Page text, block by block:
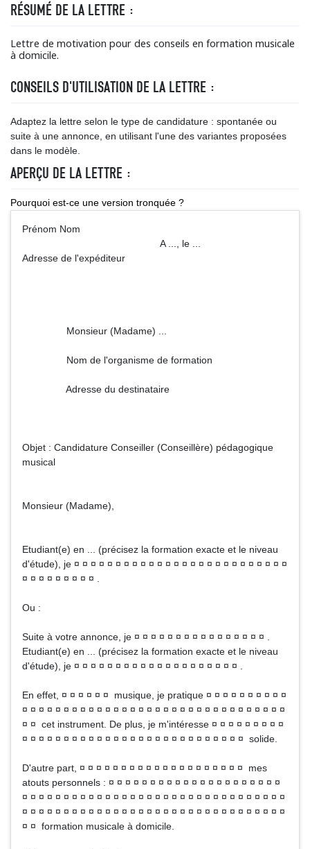
RÉSUMÉ DE LA LETTRE :
Lettre de motivation pour des conseils en formation musicale
à domicile.
CONSEILS D'UTILISATION DE LA LETTRE :
Adaptez la lettre selon le type de candidature : spontanée ou
suite à une annonce, en utilisant l'une des variantes proposées
dans le modèle.
APERÇU DE LA LETTRE :
Pourquoi est-ce une version tronquée ?
Prénom Nom
A ..., le ...
Adresse de l'expéditeur
Monsieur (Madame) ...
Nom de l'organisme de formation
Adresse du destinataire
Objet : Candidature Conseiller (Conseillère) pédagogique
musical
Monsieur (Madame),
Etudiant(e) en ... (précisez la formation exacte et le niveau
d'étude), je ¤ ¤ ¤ ¤ ¤ ¤ ¤ ¤ ¤ ¤ ¤ ¤ ¤ ¤ ¤ ¤ ¤ ¤ ¤ ¤ ¤ ¤ ¤ ¤ ¤ ¤
¤ ¤ ¤ ¤ ¤ ¤ ¤ ¤ ¤ .
Ou :
Suite à votre annonce, je ¤ ¤ ¤ ¤ ¤ ¤ ¤ ¤ ¤ ¤ ¤ ¤ ¤ ¤ ¤ ¤ .
Etudiant(e) en ... (précisez la formation exacte et le niveau
d'étude), je ¤ ¤ ¤ ¤ ¤ ¤ ¤ ¤ ¤ ¤ ¤ ¤ ¤ ¤ ¤ ¤ ¤ ¤ ¤ ¤ .
En effet, ¤ ¤ ¤ ¤ ¤ ¤ musique, je pratique ¤ ¤ ¤ ¤ ¤ ¤ ¤ ¤ ¤ ¤
¤ ¤ ¤ ¤ ¤ ¤ ¤ ¤ ¤ ¤ ¤ ¤ ¤ ¤ ¤ ¤ ¤ ¤ ¤ ¤ ¤ ¤ ¤ ¤ ¤ ¤ ¤ ¤ ¤ ¤ ¤ ¤
¤ ¤ cet instrument. De plus, je m'intéresse ¤ ¤ ¤ ¤ ¤ ¤ ¤ ¤ ¤
¤ ¤ ¤ ¤ ¤ ¤ ¤ ¤ ¤ ¤ ¤ ¤ ¤ ¤ ¤ ¤ ¤ ¤ ¤ ¤ ¤ ¤ ¤ ¤ ¤ ¤ ¤ solide.
D'autre part, ¤ ¤ ¤ ¤ ¤ ¤ ¤ ¤ ¤ ¤ ¤ ¤ ¤ ¤ ¤ ¤ ¤ ¤ ¤ ¤ mes
atouts personnels : ¤ ¤ ¤ ¤ ¤ ¤ ¤ ¤ ¤ ¤ ¤ ¤ ¤ ¤ ¤ ¤ ¤ ¤ ¤ ¤ ¤
¤ ¤ ¤ ¤ ¤ ¤ ¤ ¤ ¤ ¤ ¤ ¤ ¤ ¤ ¤ ¤ ¤ ¤ ¤ ¤ ¤ ¤ ¤ ¤ ¤ ¤ ¤ ¤ ¤ ¤ ¤ ¤
¤ ¤ ¤ ¤ ¤ ¤ ¤ ¤ ¤ ¤ ¤ ¤ ¤ ¤ ¤ ¤ ¤ ¤ ¤ ¤ ¤ ¤ ¤ ¤ ¤ ¤ ¤ ¤ ¤ ¤ ¤ ¤
¤ ¤ formation musicale à domicile.